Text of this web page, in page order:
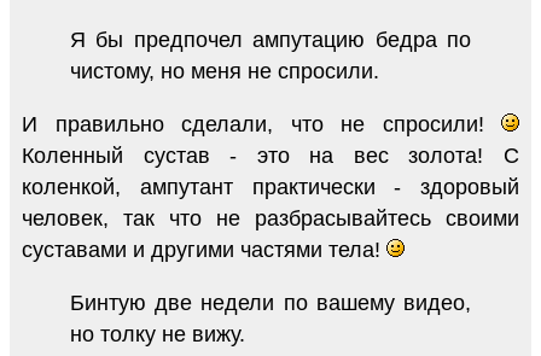
Я бы предпочел ампутацию бедра по
чистому, но меня не спросили.
И правильно сделали, что не спросили!
Коленный сустав - это на вес золота! С
коленкой, ампутант практически - здоровый
человек, так что не разбрасывайтесь своими
суставами и другими частями тела!
Бинтую две недели по вашему видео,
но толку не вижу.